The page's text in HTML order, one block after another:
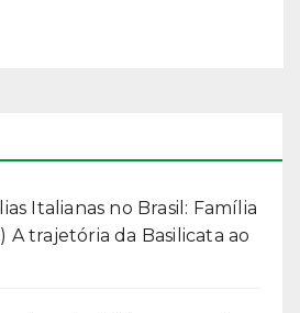
Italianas no Brasil: Família
A trajetória da Basilicata ao